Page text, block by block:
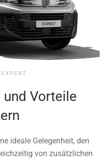
Vorteile
ideale Gelegenheit, den
von zusätzlichen